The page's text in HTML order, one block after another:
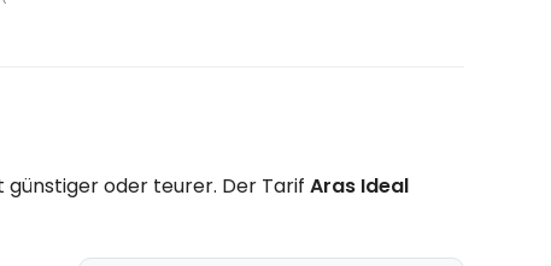
oder teurer. Der Tarif Aras Ideal